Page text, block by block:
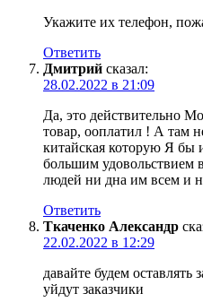
Укажите их телефон,
Ответить
Дмитрий сказал:
28.02.2022 в 21:09
Да, это действительно
товар, ооплатил ! А там
китайская которую Я бы
большим удовольствием
людей ни дна им всем и
Ответить
Ткаченко Александр
22.02.2022 в 12:29
давайте будем оставлять
уйдут заказчики